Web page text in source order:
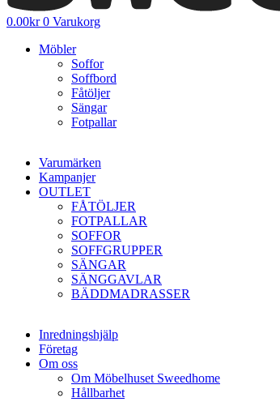
0.00kr 0 Varukorg
Möbler
Soffor
Soffbord
Fåtöljer
Sängar
Fotpallar
Varumärken
Kampanjer
OUTLET
FÅTÖLJER
FOTPALLAR
SOFFOR
SOFFGRUPPER
SÄNGAR
SÄNGGAVLAR
BÄDDMADRASSER
Inredningshjälp
Företag
Om oss
Om Möbelhuset Sweedhome
Hållbarhet